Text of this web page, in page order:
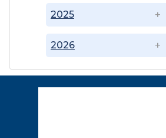
2025
2026